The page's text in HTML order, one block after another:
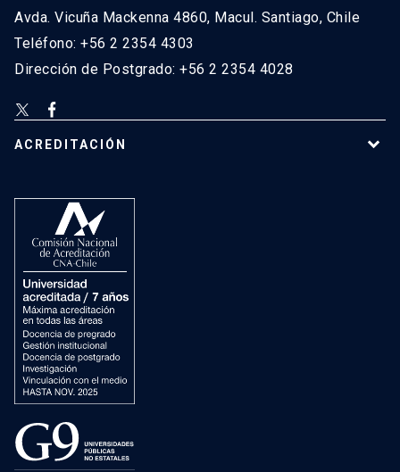
Avda. Vicuña Mackenna 4860, Macul. Santiago, Chile
Teléfono: +56 2 2354 4303
Dirección de Postgrado: +56 2 2354 4028
ACREDITACIÓN